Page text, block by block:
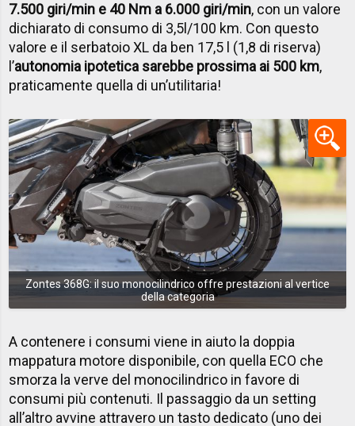
7.500 giri/min e 40 Nm a 6.000 giri/min, con un valore
dichiarato di consumo di 3,5l/100 km. Con questo
valore e il serbatoio XL da ben 17,5 l (1,8 di riserva)
l’autonomia ipotetica sarebbe prossima ai 500 km,
praticamente quella di un’utilitaria!
Zontes 368G: il suo monocilindrico offre prestazioni al vertice
della categoria
A contenere i consumi viene in aiuto la doppia
mappatura motore disponibile, con quella ECO che
smorza la verve del monocilindrico in favore di
consumi più contenuti. Il passaggio da un setting
all’altro avvine attravero un tasto dedicato (uno dei